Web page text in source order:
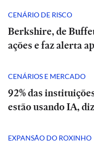
CENÁRIO DE RISCO
Berkshire, de
ações e faz alerta
CENÁRIOS E MERCADO
92% das
estão usando IA,
EXPANSÃO DO ROXINHO